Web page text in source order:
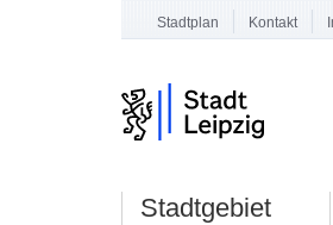
Stadtplan Kontakt
Stadtgebiet